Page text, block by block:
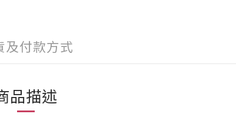
及付款方式
品描述